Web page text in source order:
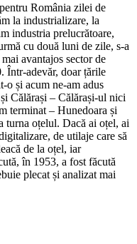
România zilei de
la industrializare, la
industria prelucrătoare,
cu două luni de zile, s-a
avantajos sector de
Într-adevăr, doar țările
o și acum ne-am adus
Călărași – Călărași-ul nici
terminat – Hunedoara și
turna oțelul. Dacă ai oțel, ai
de utilaje care să
de la oțel, iar
în 1953, a fost făcută
plecat și analizat mai